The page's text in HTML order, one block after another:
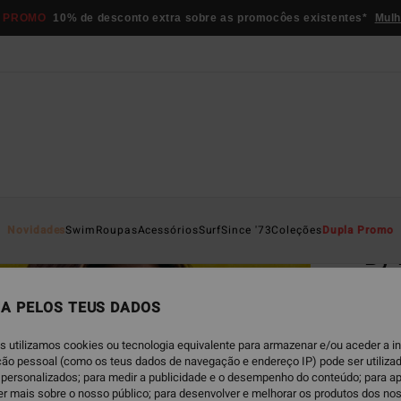
10% de desconto extra sobre as promocôes existentes*
NovidadesSwimRoupasAcessóriosSurfSince '73ColeçõesDupla Promo
By
€
€
PELOS TEUS DADOS
utilizamos cookies ou tecnologia equivalente para armazenar e/ou aceder a
pessoal (como os teus dados de navegação e endereço IP) pode ser
para medir a publicidade e o desempenho do conteúdo; para
mais sobre o nosso público; para desenvolver e melhorar os produtos dos